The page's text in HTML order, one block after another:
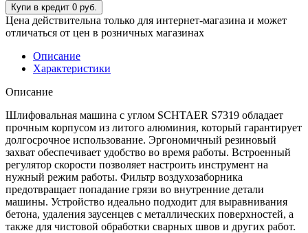
Цена действительна только для интернет-магазина и может
отличаться от цен в розничных магазинах
Описание
Характеристики
Описание
Шлифовальная машина с углом SCHTAER S7319 обладает
прочным корпусом из литого алюминия, который гарантирует
долгосрочное использование. Эргономичный резиновый
захват обеспечивает удобство во время работы. Встроенный
регулятор скорости позволяет настроить инструмент на
нужный режим работы. Фильтр воздухозаборника
предотвращает попадание грязи во внутренние детали
машины. Устройство идеально подходит для выравнивания
бетона, удаления заусенцев с металлических поверхностей, а
также для чистовой обработки сварных швов и других работ.